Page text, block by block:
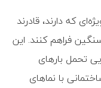
که دارند، قادرند
فراهم کنند. این
تحمل بارهای
با نماهای